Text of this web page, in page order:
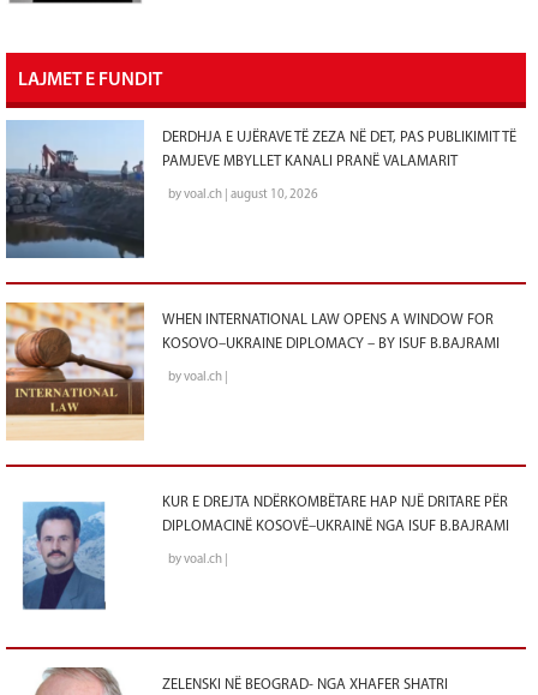
LAJMET E FUNDIT
DERDHJA E UJËRAVE TË ZEZA NË DET, PAS PUBLIKIMIT TË
PAMJEVE MBYLLET KANALI PRANË VALAMARIT
by voal.ch | august 10, 2026
WHEN INTERNATIONAL LAW OPENS A WINDOW FOR
KOSOVO–UKRAINE DIPLOMACY – BY ISUF B.BAJRAMI
by voal.ch |
KUR E DREJTA NDËRKOMBËTARE HAP NJË DRITARE PËR
DIPLOMACINË KOSOVË–UKRAINË NGA ISUF B.BAJRAMI
by voal.ch |
ZELENSKI NË BEOGRAD- NGA XHAFER SHATRI